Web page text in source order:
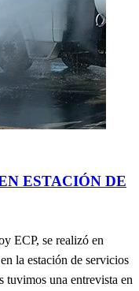
ESTACIÓN DE
ECP, se realizó en
la estación de servicios
tuvimos una entrevista en